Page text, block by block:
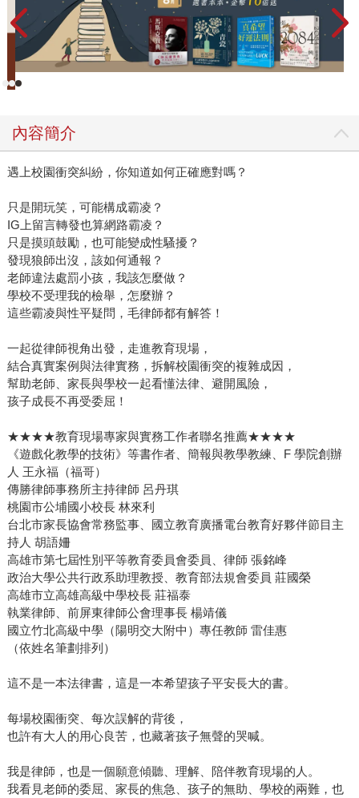
內容簡介
遇上校園衝突糾紛，你知道如何正確應對嗎？
只是開玩笑，可能構成霸凌？
IG上留言轉發也算網路霸凌？
只是摸頭鼓勵，也可能變成性騷擾？
發現狼師出沒，該如何通報？
老師違法處罰小孩，我該怎麼做？
學校不受理我的檢舉，怎麼辦？
這些霸凌與性平疑問，毛律師都有解答！
一起從律師視角出發，走進教育現場，
結合真實案例與法律實務，拆解校園衝突的複雜成因，
幫助老師、家長與學校一起看懂法律、避開風險，
孩子成長不再受委屈！
★★★★教育現場專家與實務工作者聯名推薦★★★★
《遊戲化教學的技術》等書作者、簡報與教學教練、F 學院創辦
人 王永福（福哥）
傳勝律師事務所主持律師 呂丹琪
桃園市公埔國小校長 林來利
台北市家長協會常務監事、國立教育廣播電台教育好夥伴節目主
持人 胡語姍
高雄市第七屆性別平等教育委員會委員、律師 張銘峰
政治大學公共行政系助理教授、教育部法規會委員 莊國榮
高雄市立高雄高級中學校長 莊福泰
執業律師、前屏東律師公會理事長 楊靖儀
國立竹北高級中學（陽明交大附中）專任教師 雷佳惠
（依姓名筆劃排列）
這不是一本法律書，這是一本希望孩子平安長大的書。
每場校園衝突、每次誤解的背後，
也許有大人的用心良苦，也藏著孩子無聲的哭喊。
我是律師，也是一個願意傾聽、理解、陪伴教育現場的人。
我看見老師的委屈、家長的焦急、孩子的無助、學校的兩難，也